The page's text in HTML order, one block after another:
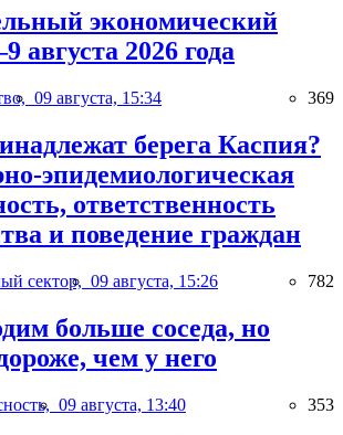
экономический
августа 2026 года
09 августа, 15:34 369
берега Каспия?
эпидемиологическая
ответственность
и поведение граждан
сектор, 09 августа, 15:26 782
больше соседа, но
чем у него
09 августа, 13:40 353